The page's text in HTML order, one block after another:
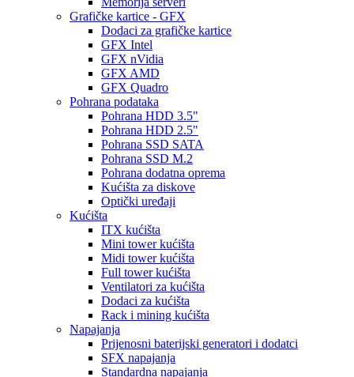
Grafičke kartice - GFX
Dodaci za grafičke kartice
GFX Intel
GFX nVidia
GFX AMD
GFX Quadro
Pohrana podataka
Pohrana HDD 3.5"
Pohrana HDD 2.5"
Pohrana SSD SATA
Pohrana SSD M.2
Pohrana dodatna oprema
Kućišta za diskove
Optički uređaji
Kućišta
ITX kućišta
Mini tower kućišta
Midi tower kućišta
Full tower kućišta
Ventilatori za kućišta
Dodaci za kućišta
Rack i mining kućišta
Napajanja
Prijenosni baterijski generatori i dodatci
SFX napajanja
Standardna napajanja